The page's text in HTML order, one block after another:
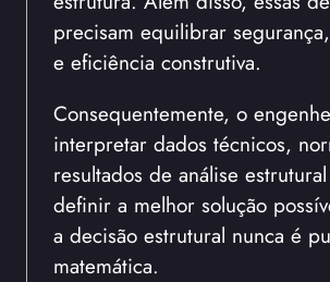
precisam equilibrar
e eficiência construtiva.
Consequentemente, o
interpretar dados técnicos,
resultados de análise
definir a melhor solução
a decisão estrutural nunca é
matemática.